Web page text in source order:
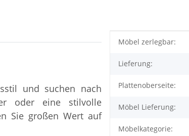
und suchen nach
oder eine stilvolle
Sie großen Wert auf
Produkteigenschaft
Wert
Möbel zerlegbar:
Lieferung:
Plattenoberseite:
Möbel Lieferung:
Möbelkategorie: